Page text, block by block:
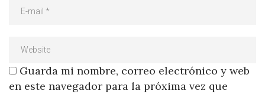
Guarda mi nombre, correo electrónico y web
en este navegador para la próxima vez que